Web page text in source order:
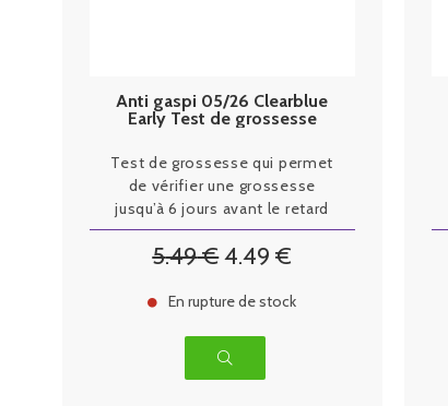
Anti gaspi 05/26 Clearblue
Early Test de grossesse
Test de grossesse qui permet
de vérifier une grossesse
jusqu’à 6 jours avant le retard
des règles. VOUS AIMEZ ?
PARTAGEZ !
5.49€4.49 €
En rupture de stock